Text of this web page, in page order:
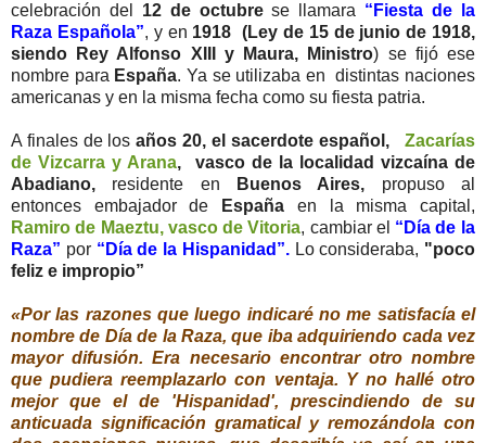
celebración del 12 de octubrese llamara “Fiesta de la
Raza Española”, y en 1918 (Ley de 15 de junio de 1918,
siendo Rey Alfonso XIII y Maura, Ministro) se fijó ese
nombre para España. Ya se utilizaba en distintas naciones
americanas y en la misma fecha como su fiesta patria.
A finales de losaños 20, el sacerdote español,
Zacarías
de Vizcarra y Arana, vasco de la localidad vizcaína de
Abadiano, residente en Buenos Aires, propuso al
entonces embajador de
España en la misma capital,
Ramiro de Maeztu, vasco de Vitoria, cambiar el “Día de la
Raza” por “Día de la Hispanidad”. Lo consideraba, "poco
feliz e impropio”
«Por las razones que luego indicaré no me satisfacía el
nombre de Día de la Raza, que iba adquiriendo cada vez
mayor difusión. Era necesario encontrar otro nombre
que pudiera reemplazarlo con ventaja. Y no hallé otro
mejor que el de 'Hispanidad', prescindiendo de su
anticuada significación gramatical y remozándola con